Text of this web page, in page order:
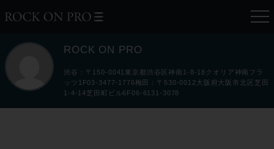
ROCK ON PRO
渋谷：〒150-0041東京都渋谷区神南1-8-18クオリア神南フラ
ッツ1F03-3477-1776梅田：〒530-0012大阪府大阪市北区芝田
1-4-14芝田町ビル6F06-6131-3078